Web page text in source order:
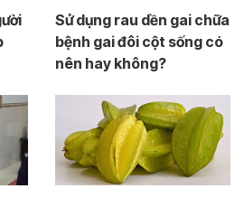
Sử dụng rau dền gai chữa
bệnh gai đôi cột sống có
nên hay không?